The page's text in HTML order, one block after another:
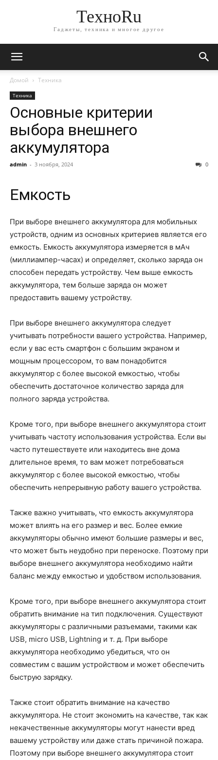
ТехноRu
Гаджеты, техника и многое другое
Домой Техника
Техника
Основные критерии
выбора внешнего
аккумулятора
admin - 3 ноября, 2024 0
Емкость
При выборе внешнего аккумулятора для мобильных
устройств, одним из основных критериев является его
емкость. Емкость аккумулятора измеряется в мАч
(миллиампер-часах) и определяет, сколько заряда он
способен передать устройству. Чем выше емкость
аккумулятора, тем больше заряда он может
предоставить вашему устройству.
При выборе внешнего аккумулятора следует
учитывать потребности вашего устройства. Например,
если у вас есть смартфон с большим экраном и
мощным процессором, то вам понадобится
аккумулятор с более высокой емкостью, чтобы
обеспечить достаточное количество заряда для
полного заряда устройства.
Кроме того, при выборе внешнего аккумулятора стоит
учитывать частоту использования устройства. Если вы
часто путешествуете или находитесь вне дома
длительное время, то вам может потребоваться
аккумулятор с более высокой емкостью, чтобы
обеспечить непрерывную работу вашего устройства.
Также важно учитывать, что емкость аккумулятора
может влиять на его размер и вес. Более емкие
аккумуляторы обычно имеют большие размеры и вес,
что может быть неудобно при переноске. Поэтому при
выборе внешнего аккумулятора необходимо найти
баланс между емкостью и удобством использования.
Кроме того, при выборе внешнего аккумулятора стоит
обратить внимание на тип подключения. Существуют
аккумуляторы с различными разъемами, такими как
USB, micro USB, Lightning и т. д. При выборе
аккумулятора необходимо убедиться, что он
совместим с вашим устройством и может обеспечить
быструю зарядку.
Также стоит обратить внимание на качество
аккумулятора. Не стоит экономить на качестве, так как
некачественные аккумуляторы могут нанести вред
вашему устройству или даже стать причиной пожара.
Поэтому при выборе внешнего аккумулятора стоит